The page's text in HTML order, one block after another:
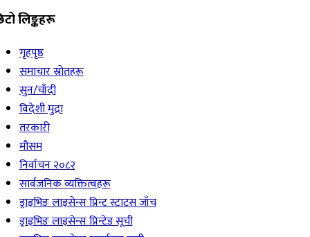
लिङ्कहरू
गृहपृष्ठ
समाचार स्रोतहरू
सुन/चाँदी
विदेशी मुद्रा
तरकारी
मौसम
निर्वाचन २०८२
सार्वजनिक व्यक्तित्वहरू
ड्राइभिङ लाइसेन्स प्रिन्ट स्टाटस जाँच
ड्राइभिङ लाइसेन्स प्रिन्टेड सूची